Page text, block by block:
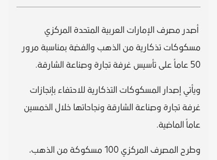
أصدر مصرف الإمارات العربية المتحدة المركزي
مسكوكات تذكارية من الذهب والفضة بمناسبة مرور
50 عاماً على تأسيس غرفة تجارة وصناعة الشارقة.
ويأتي إصدار المسكوكات التذكارية للاحتفاء بإنجازات
غرفة تجارة وصناعة الشارقة ونجاحاتها خلال الخمسين
عاماً الماضية.
وطرح المصرف المركزي 100 مسكوكة من الذهب،